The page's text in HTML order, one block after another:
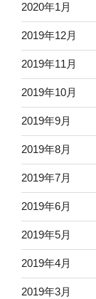
2020年1月
2019年12月
2019年11月
2019年10月
2019年9月
2019年8月
2019年7月
2019年6月
2019年5月
2019年4月
2019年3月